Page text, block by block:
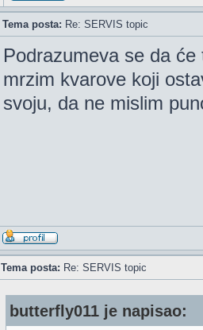
Tema posta: Re: SERVIS topic
Podrazumeva se da
mrzim kvarove koji
svoju, da ne mislim
Tema posta: Re: SERVIS topic
butterfly011 je napisao: